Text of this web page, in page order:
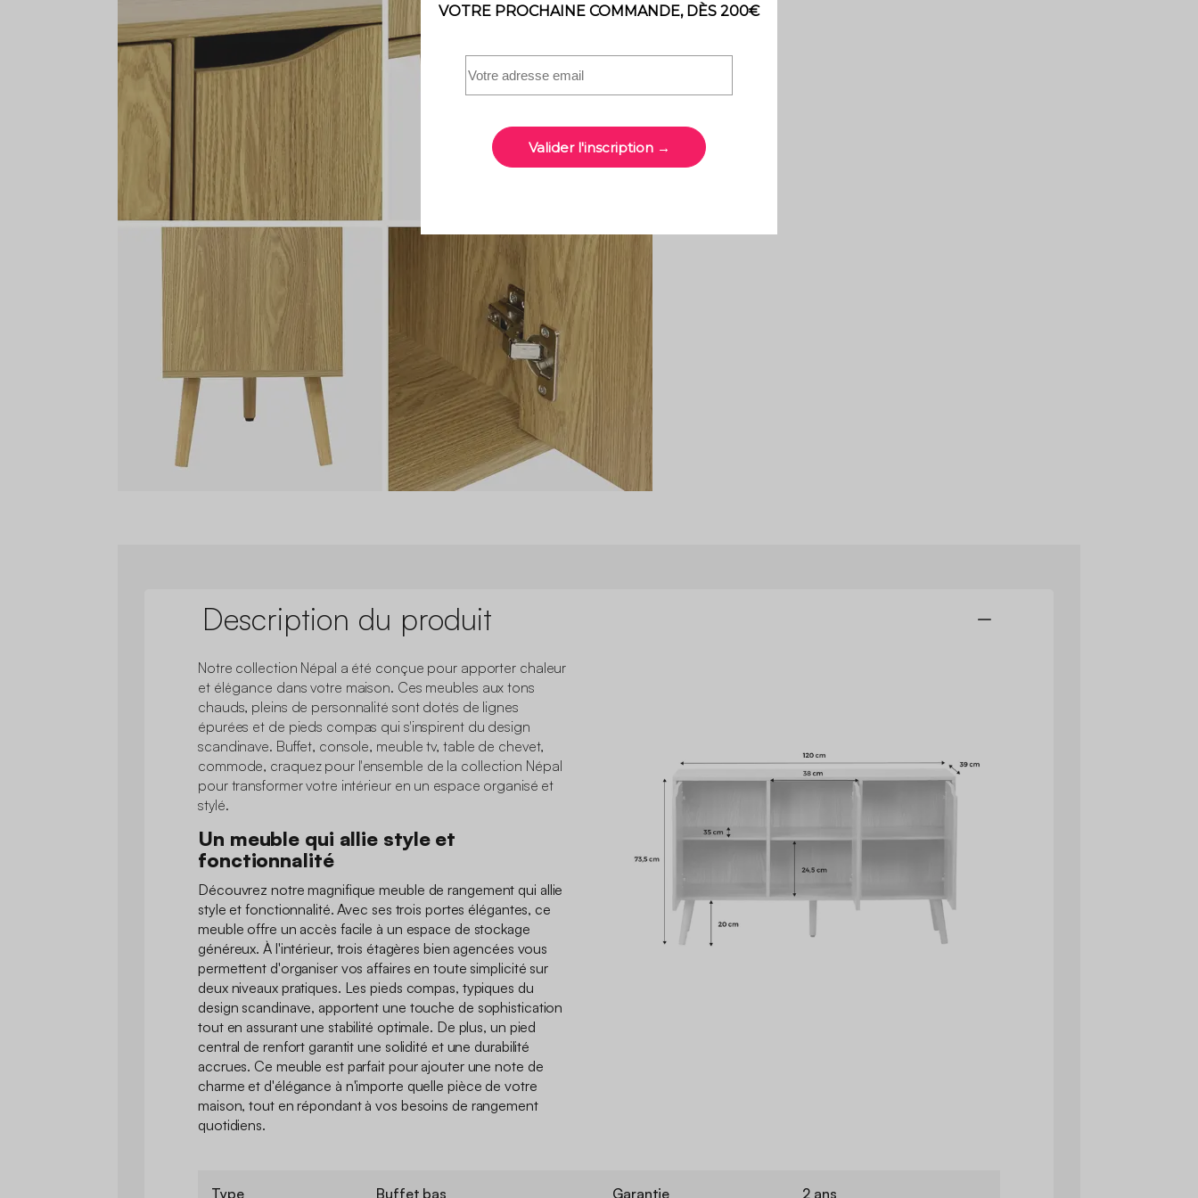
Description du produit
Notre collection Népal a été conçue pour apporter chaleur
et élégance dans votre maison. Ces meubles aux tons
chauds, pleins de personnalité sont dotés de lignes
épurées et de pieds compas qui s'inspirent du design
scandinave. Buffet, console, meuble tv, table de chevet,
commode, craquez pour l'ensemble de la collection Népal
pour transformer votre intérieur en un espace organisé et
stylé.
Un meuble qui allie style et
fonctionnalité
Découvrez notre magnifique meuble de rangement qui allie
style et fonctionnalité. Avec ses trois portes élégantes, ce
meuble offre un accès facile à un espace de stockage
généreux. À l'intérieur, trois étagères bien agencées vous
permettent d'organiser vos affaires en toute simplicité sur
deux niveaux pratiques. Les pieds compas, typiques du
design scandinave, apportent une touche de sophistication
tout en assurant une stabilité optimale. De plus, un pied
central de renfort garantit une solidité et une durabilité
accrues. Ce meuble est parfait pour ajouter une note de
charme et d'élégance à n'importe quelle pièce de votre
maison, tout en répondant à vos besoins de rangement
quotidiens.
Type Buffet bas Garantie 2 ans